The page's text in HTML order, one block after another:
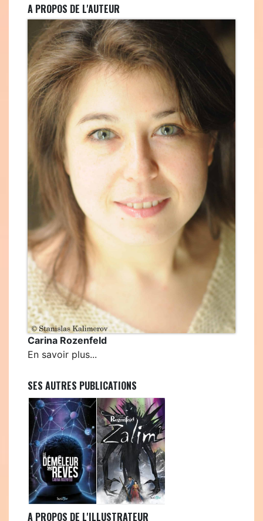
A PROPOS DE L'AUTEUR
Carina Rozenfeld
En savoir plus...
SES AUTRES PUBLICATIONS
A PROPOS DE L'ILLUSTRATEUR